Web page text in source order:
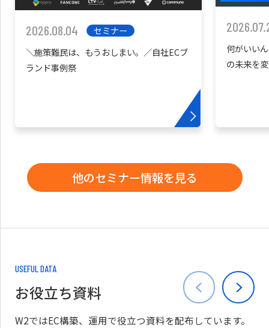
2026.08.04
セミナー
＼施策難民は、もうおしまい。／自社ECブ
ランド事例祭
何がいい
の未来を
他のセミナー情報を見る
USEFUL DATA
お役立ち資料
W2ではEC構築、運用で役立つ資料を配布しています。